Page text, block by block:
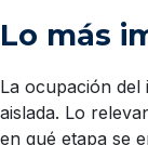
Lo más
La ocupación del
aislada. Lo
en qué etapa se